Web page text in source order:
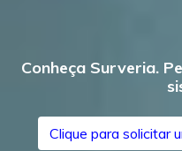
Conheça Surveria.
Clique para solicitar